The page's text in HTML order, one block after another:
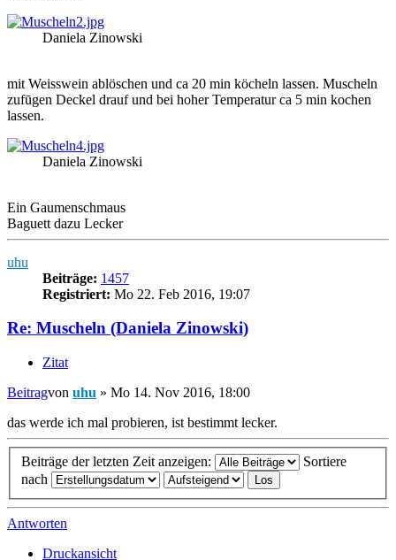
Daniela Zinowski
mit Weisswein ablöschen und ca 20 min köcheln lassen. Muscheln
zufūgen Deckel drauf und bei hoher Temperatur ca 5 min kochen
lassen.
Daniela Zinowski
Ein Gaumenschmaus
Baguett dazu Lecker
uhu
Beiträge: 1457
Registriert: Mo 22. Feb 2016, 19:07
Re: Muscheln (Daniela Zinowski)
Zitat
Beitragvon uhu » Mo 14. Nov 2016, 18:00
das werde ich mal probieren, ist bestimmt lecker.
Beiträge der letzten Zeit anzeigen:
Sortiere
nach
Antworten
Druckansicht